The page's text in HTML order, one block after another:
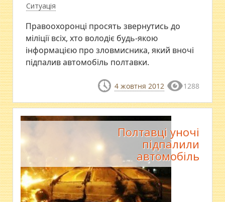
Ситуація
Правоохоронці просять звернутись до
міліції всіх, хто володіє будь-якою
інформацією про зловмисника, який вночі
підпалив автомобіль полтавки.
4 жовтня 2012 1288
Полтавці уночі
підпалили
автомобіль